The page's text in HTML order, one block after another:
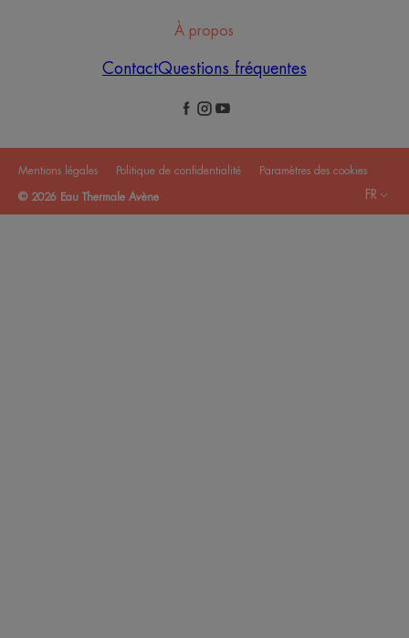
À propos
ContactQuestions fréquentes
Mentions légales Politique de confidentialité Paramètres des cookies
© 2026 Eau Thermale Avène FR